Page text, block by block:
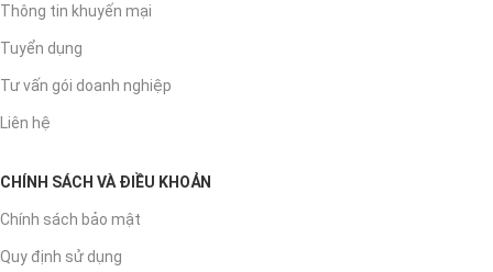
Thông tin khuyến mại
Tuyển dụng
Tư vấn gói doanh nghiệp
Liên hệ
CHÍNH SÁCH VÀ ĐIỀU KHOẢN
Chính sách bảo mật
Quy định sử dụng